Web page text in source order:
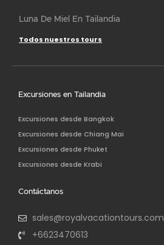
Luna De Miel En Tailandia
Todos nuestros tours
Excursiones en Tailandia
Excursiones desde Bangkok
Excursiones desde Chiang Mai
Excursiones desde Phuket
Excursiones desde Krabi
Contáctanos
sales@royalvacationtours.com
+6623470613